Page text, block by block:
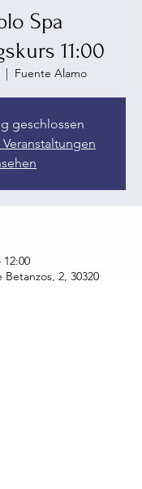
Spa
11:00
  |
Fuente Alamo
geschlossen
12:00
2, 30320